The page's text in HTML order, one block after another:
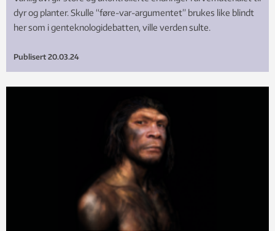
dyr og planter. Skulle “føre-var-argumentet” brukes like blindt
her som i genteknologidebatten, ville verden sulte.
Publisert 20.03.24